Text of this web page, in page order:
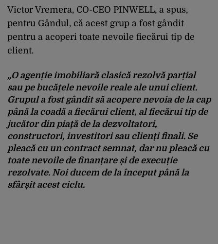
Victor Vremera, CO-CEO PINWELL, a spus,
pentru Gândul, că acest grup a fost gândit
pentru a acoperi toate nevoile fiecărui tip de
client.
„O agenție imobiliară clasică rezolvă parțial
sau pe bucățele nevoile reale ale unui client.
Grupul a fost gândit să acopere nevoia de la cap
până la coadă a fiecărui client, al fiecărui tip de
jucător din piață de la dezvoltatori,
constructori, investitori sau clienți finali. Se
pleacă cu un contract semnat, dar nu pleacă cu
toate nevoile de finanțare și de execuție
rezolvate. Noi ducem de la început până la
sfârșit acest ciclu.